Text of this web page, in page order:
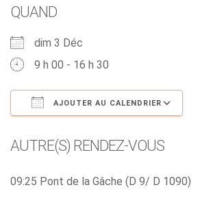
QUAND
dim 3 Déc
9 h 00 - 16 h 30
AJOUTER AU CALENDRIER
AUTRE(S) RENDEZ-VOUS
09:25 Pont de la Gâche (D 9/ D 1090)